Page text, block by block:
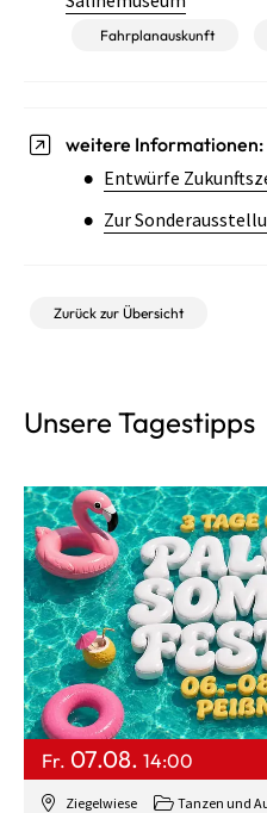
Fahrplanauskunft
weitere Informationen:
Entwürfe
Zur
Zurück zur Übersicht
Unsere Tagestipps
Ziegelwiese Tanzen und
Fr. 07.08. 14:00